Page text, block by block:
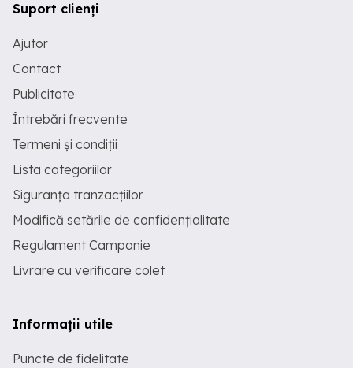
Suport clienți
Ajutor
Contact
Publicitate
Întrebări frecvente
Termeni și condiții
Lista categoriilor
Siguranța tranzacțiilor
Modifică setările de confidențialitate
Regulament Campanie
Livrare cu verificare colet
Informații utile
Puncte de fidelitate